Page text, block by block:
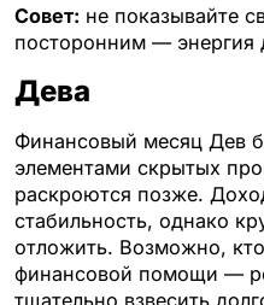
Совет: не показывайте
посторонним — энергия
Дева
Финансовый месяц Дев
элементами скрытых
раскроются позже.
стабильность, однако
отложить. Возможно,
финансовой помощи —
тщательно взвесить